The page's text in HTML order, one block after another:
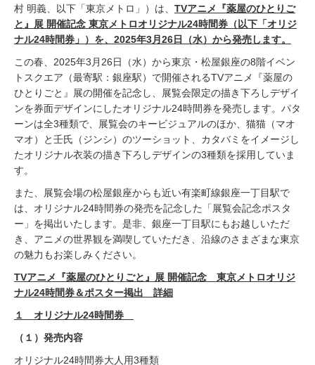
村 明義、以下「東京メトロ」）は、 TVアニメ『薬屋のひとりご
と』展 開催記念 東京メトロオリジナル24時間券（以下「オリジ
ナル24時間券」）を、2025年3月26日（水）から発売します。
この春、2025年3月26日（水）から東京・松屋銀座の8階イベン
トスクエア（最寄駅：銀座駅）で開催されるTVアニメ『薬屋の
ひとりごと』展の開催を記念し、展覧会限定の描き下ろしデザイ
ンを券面デザインにしたオリジナル24時間券を発売します。パタ
ーンは全3種類で、展覧会のキービジュアルのほか、猫猫（マオ
マオ）と壬氏（ジンシ）のツーショット、カタバミをイメージし
たオリジナル衣装の描き下ろしデザインの3種類を採用していま
す。
また、展覧会場の松屋銀座からも近い有楽町線銀座一丁目駅で
は、オリジナル24時間券の発売を記念した「展覧会記念ポスタ
ー」を掲出いたします。是非、銀座一丁目駅にもお越しいただ
き、アニメの世界観を満喫していただき、沿線のさまざまな東京
の魅力もお楽しみください。
TVアニメ『薬屋のひとりごと』展 開催記念 東京メトロオリジ
ナル24時間券＆ポスター掲出 詳細
１ オリジナル24時間券
（１）発売内容
オリジナル24時間券大人用3種類